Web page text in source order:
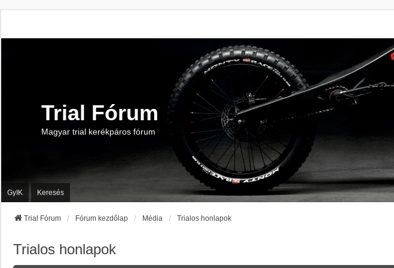
Trial Fórum
Magyar trial kerékpáros fórum
GyIK Keresés
Trial Fórum Fórum kezdőlap Média Trialos honlapok
Trialos honlapok